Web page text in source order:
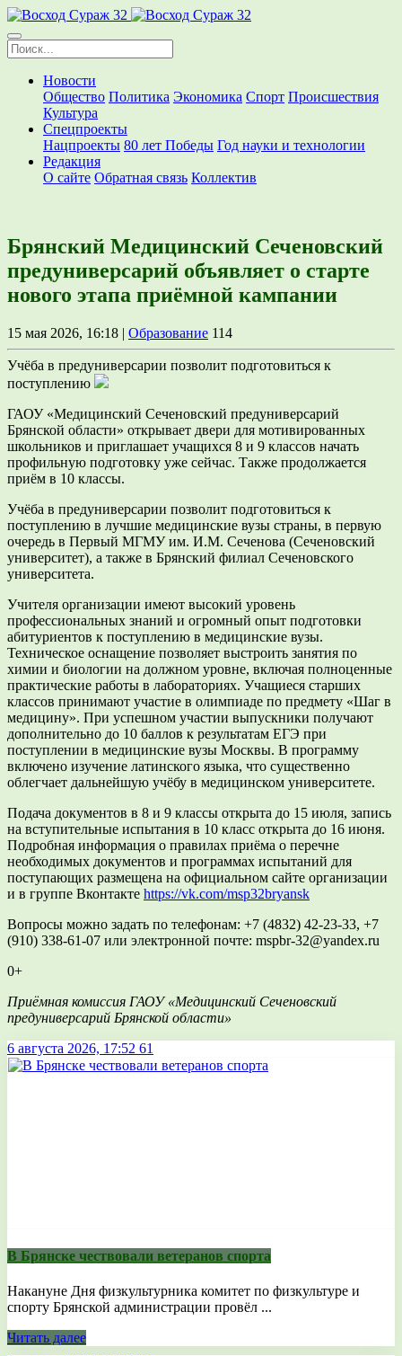
Новости
Общество Политика Экономика Спорт Происшествия
Культура
Спецпроекты
Нацпроекты 80 лет Победы Год науки и технологии
Редакция
О сайте Обратная связь Коллектив
Брянский Медицинский Сеченовский
предуниверсарий объявляет о старте
нового этапа приёмной кампании
15 мая 2026, 16:18 | Образование 114
Учёба в предуниверсарии позволит подготовиться к
поступлению
ГАОУ «Медицинский Сеченовский предуниверсарий
Брянской области» открывает двери для мотивированных
школьников и приглашает учащихся 8 и 9 классов начать
профильную подготовку уже сейчас. Также продолжается
приём в 10 классы.
Учёба в предуниверсарии позволит подготовиться к
поступлению в лучшие медицинские вузы страны, в первую
очередь в Первый МГМУ им. И.М. Сеченова (Сеченовский
университет), а также в Брянский филиал Сеченовского
университета.
Учителя организации имеют высокий уровень
профессиональных знаний и огромный опыт подготовки
абитуриентов к поступлению в медицинские вузы.
Техническое оснащение позволяет выстроить занятия по
химии и биологии на должном уровне, включая полноценные
практические работы в лабораториях. Учащиеся старших
классов принимают участие в олимпиаде по предмету «Шаг в
медицину». При успешном участии выпускники получают
дополнительно до 10 баллов к результатам ЕГЭ при
поступлении в медицинские вузы Москвы. В программу
включено изучение латинского языка, что существенно
облегчает дальнейшую учёбу в медицинском университете.
Подача документов в 8 и 9 классы открыта до 15 июля, запись
на вступительные испытания в 10 класс открыта до 16 июня.
Подробная информация о правилах приёма о перечне
необходимых документов и программах испытаний для
поступающих размещена на официальном сайте организации
и в группе Вконтакте https://vk.com/msp32bryansk
Вопросы можно задать по телефонам: +7 (4832) 42-23-33, +7
(910) 338-61-07 или электронной почте: mspbr-32@yandex.ru
0+
Приёмная комиссия ГАОУ «Медицинский Сеченовский
предуниверсарий Брянской области»
6 августа 2026, 17:52 61
В Брянске чествовали ветеранов спорта
Накануне Дня физкультурника комитет по физкультуре и
спорту Брянской администрации провёл ...
Читать далее